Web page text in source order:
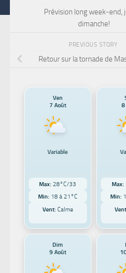
Prévision long week-end,
dimanche!
PREVIOUS STORY
Retour sur la tornade de
Ven
7 Août
Variable
Max: 28°C/33
Min: 18 à 21°C
Vent:Calme
8
Max:
Min:
Dim
9 Août